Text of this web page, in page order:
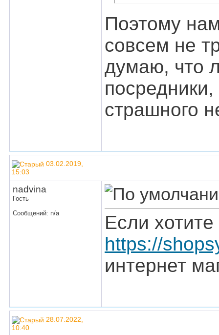
Поэтому
совсем не
думаю, что
страшного
03.02.2019,
15:03
nadvina
Гость
Сообщений: n/a
Если
https://
интернет
28.07.2022,
10:40